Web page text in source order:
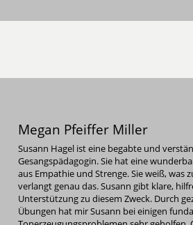
Megan Pfeiffer Miller
Susann Hagel ist eine begabte und
Gesangspädagogin. Sie hat eine
aus Empathie und Strenge. Sie weiß, was
verlangt genau das. Susann gibt klare,
Unterstützung zu diesem Zweck. Durch
Übungen hat mir Susann bei einigen